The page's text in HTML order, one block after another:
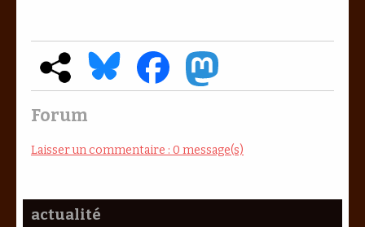
Forum
Laisser un commentaire : 0 message(s)
actualité